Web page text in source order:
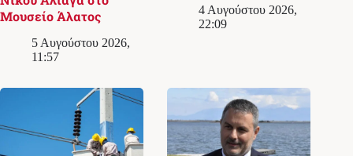
Μουσείο Άλατος
5 Αυγούστου 2026,
11:57
4 Αυγούστου 2026,
22:09